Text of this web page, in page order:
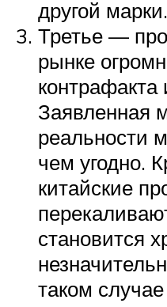
другой марки.
Третье —
рынке
контрафакта
Заявленная
реальности
чем угодно.
китайские
становится
таком